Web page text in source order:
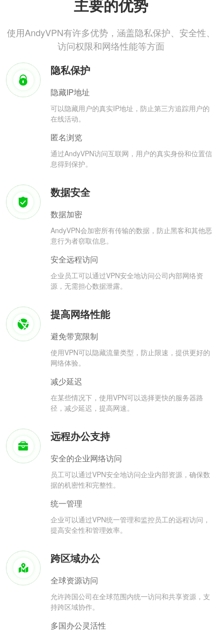
主要的优势
使用AndyVPN有许多优势，涵盖隐私保护、安全性、
访问权限和网络性能等方面
隐私保护
隐藏IP地址
可以隐藏用户的真实IP地址，防止第三方追踪用户的
在线活动。
匿名浏览
通过AndyVPN访问互联网，用户的真实身份和位置信
息得到保护。
数据安全
数据加密
AndyVPN会加密所有传输的数据，防止黑客和其他恶
意行为者窃取信息。
安全远程访问
企业员工可以通过VPN安全地访问公司内部网络资
源，无需担心数据泄露。
提高网络性能
避免带宽限制
使用VPN可以隐藏流量类型，防止限速，提供更好的
网络体验。
减少延迟
在某些情况下，使用VPN可以选择更快的服务器路
径，减少延迟，提高网速。
远程办公支持
安全的企业网络访问
员工可以通过VPN安全地访问企业内部资源，确保数
据的机密性和完整性。
统一管理
企业可以通过VPN统一管理和监控员工的远程访问，
提高安全性和管理效率。
跨区域办公
全球资源访问
允许跨国公司在全球范围内统一访问和共享资源，支
持跨区域协作。
多国办公灵活性